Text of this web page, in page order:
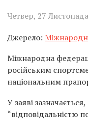
Четвер, 27
Джерело:
Міжнародна
російським
національним
У заяві
“відповідальністю